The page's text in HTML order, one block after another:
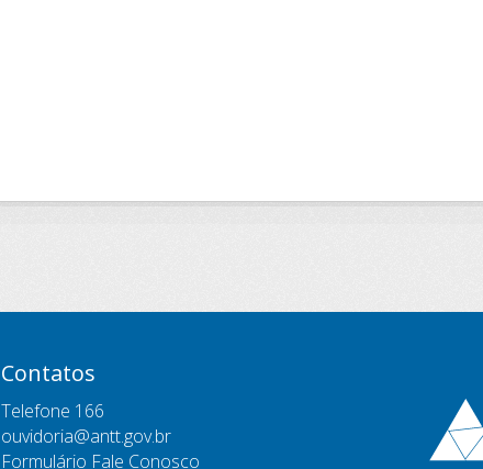
Contatos
Telefone 166
ouvidoria@antt.gov.br
Formulário Fale Conosco